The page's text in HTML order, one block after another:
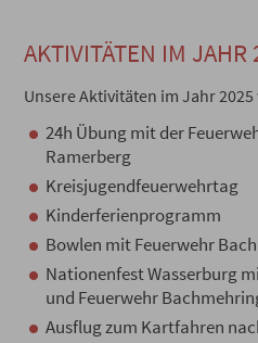
AKTIVITÄTEN IM JAHR
Unsere Aktivitäten im Jahr 2025
24h Übung mit der
Ramerberg
Kreisjugendfeuerwehrtag
Kinderferienprogramm
Bowlen mit Feuerwehr
Nationenfest Wasserburg
und Feuerwehr
Ausflug zum Kartfahren